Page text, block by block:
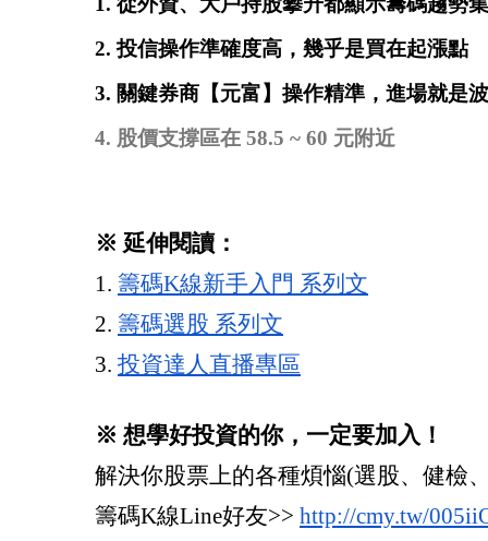
2. 投信操作準確度高，幾乎是買在起漲點
3. 關鍵券商【元富】操作精準，進場就是
4. 股價支撐區在 58.5 ~ 60 元附近
※ 延伸閱讀：
1. 籌碼K線新手入門 系列文
2. 籌碼選股 系列文
3. 投資達人直播專區
※ 想學好投資的你，一定要加入！
解決你股票上的各種煩惱(選股、健檢
籌碼K線Line好友>> http://cmy.tw/